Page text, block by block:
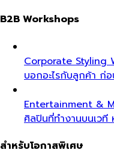
B2B Workshops
Corporate Styling
บอกอะไรกับลูกค้า ก่อ
Entertainment &
ศิลปินที่ทำงานบนเวที
สำหรับโอกาสพิเศษ